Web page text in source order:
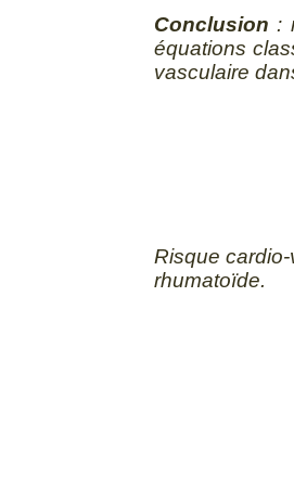
Conclusion :
équations
vasculaire
Risque
rhumatoïde.